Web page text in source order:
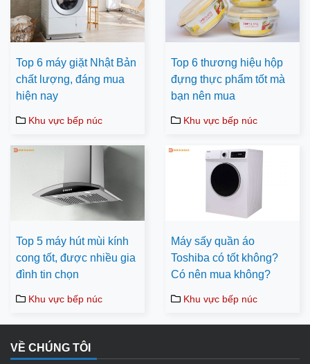
Top 6 máy giặt Nhật Bản
chất lượng, đáng mua
hiện nay
Khu vực bếp núc
Top 6 thương hiệu hộp
đựng thực phẩm tốt mà
bạn nên mua
Khu vực bếp núc
Top 5 máy hút mùi kính
cong tốt, được nhiều gia
đình tin chọn
Khu vực bếp núc
Máy sấy quần áo
Toshiba có tốt không?
Có nên mua không?
Khu vực bếp núc
VỀ CHÚNG TÔI